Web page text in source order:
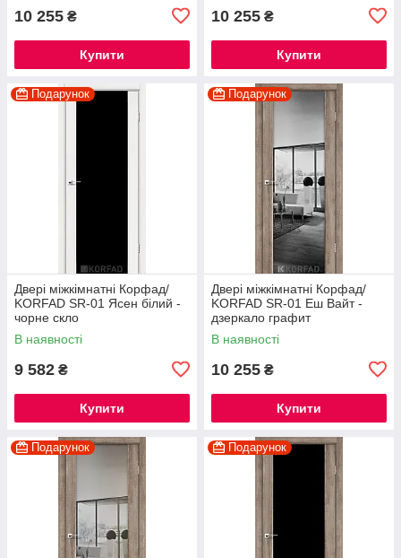
10 255 ₴
Купити
10 255 ₴
Купити
Подарунок
Двері міжкімнатні Корфад/
KORFAD SR-01 Ясен білий -
чорне скло
В наявності
9 582 ₴
Купити
Подарунок
Двері міжкімнатні Корфад/
KORFAD SR-01 Еш Вайт -
дзеркало графит
В наявності
10 255 ₴
Купити
Подарунок Подарунок